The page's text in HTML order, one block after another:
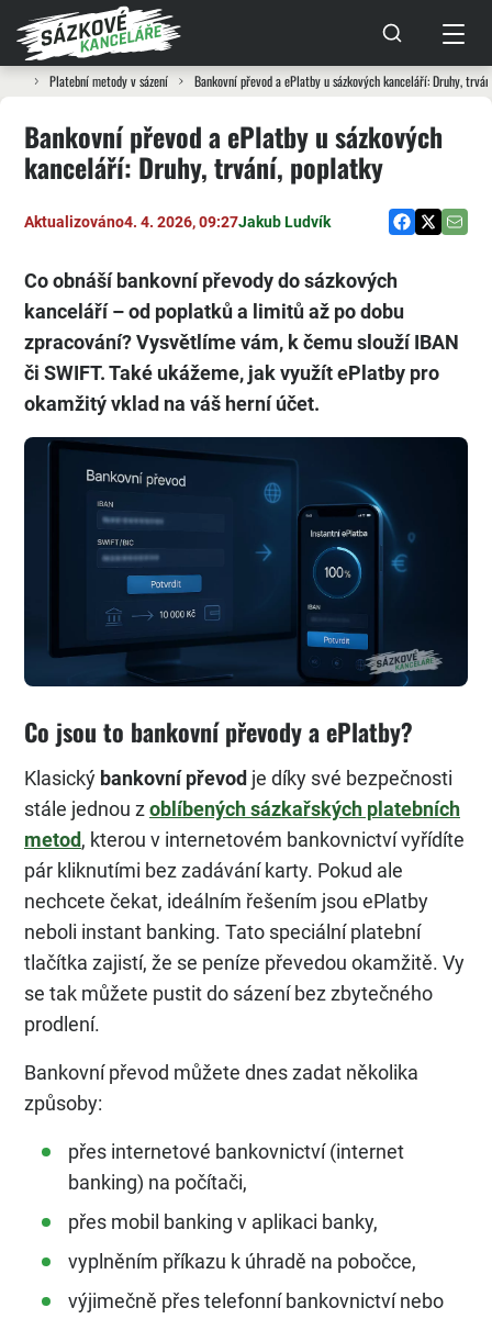
Platební metody v sázení Bankovní převod a ePlatby u sázkových kanceláří: Druhy,
Bankovní převod a ePlatby u sázkových
kanceláří: Druhy, trvání, poplatky
Aktualizováno4. 4. 2026, 09:27Jakub Ludvík
Co obnáší bankovní převody do sázkových
kanceláří – od poplatků a limitů až po dobu
zpracování? Vysvětlíme vám, k čemu slouží IBAN
či SWIFT. Také ukážeme, jak využít ePlatby pro
okamžitý vklad na váš herní účet.
Co jsou to bankovní převody a ePlatby?
Klasický bankovní převod je díky své bezpečnosti
stále jednou zoblíbených sázkařských platebních
metod, kterou v internetovém bankovnictví vyřídíte
pár kliknutími bez zadávání karty. Pokud ale
nechcete čekat, ideálním řešením jsou ePlatby
neboli instant banking. Tato speciální platební
tlačítka zajistí, že se peníze převedou okamžitě. Vy
se tak můžete pustit do sázení bez zbytečného
prodlení.
Bankovní převod můžete dnes zadat několika
způsoby:
přes internetové bankovnictví (internet
banking) na počítači,
přes mobil banking v aplikaci banky,
vyplněním příkazu k úhradě na pobočce,
výjimečně přes telefonní bankovnictví nebo